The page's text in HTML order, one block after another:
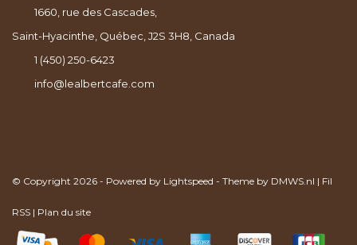
1660, rue des Cascades,
Saint-Hyacinthe, Québec, J2S 3H8, Canada
1 (450) 250-6423
info@lealbertcafe.com
© Copyright 2026 - Powered by Lightspeed - Theme by DMWS.nl | Fil
RSS | Plan du site